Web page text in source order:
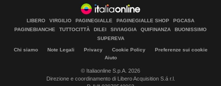
LIBERO VIRGILIO PAGINEGIALLE PAGINEGIALLE SHOP
PGCASA
PAGINEBIANCHE
TUTTOCITTÀ DILEI SIVIAGGIA QUIFINANZA
BUONISSIMO
SUPEREVA
Chi siamo Note Legali Privacy Cookie Policy
Preferenze sui cookie
Aiuto
© Italiaonline S.p.A. 2026
Direzione e coordinamento di Libero Acquisition S.á r.l.